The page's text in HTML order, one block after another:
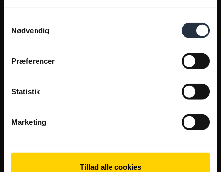
Nødvendig
Præferencer
Statistik
Marketing
Tillad alle cookies